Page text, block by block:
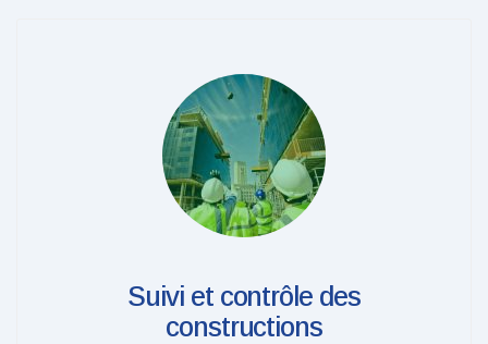
Suivi et contrôle des
constructions